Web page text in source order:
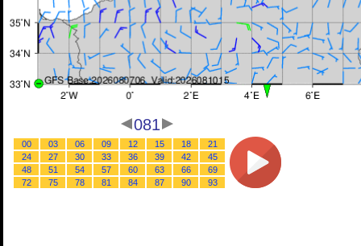
081
00 03 06 09 12 15 18
21
24
27 30 33 36 39 42
45
48
51 54 57 60 63 66
69
72
75 78 81 84 87 90 93